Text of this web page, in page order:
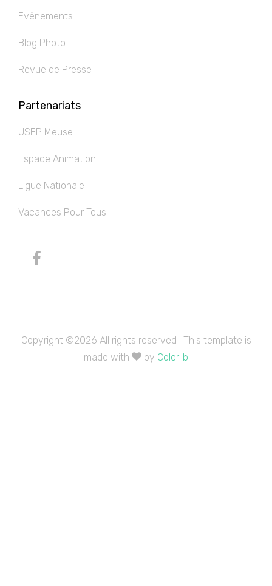
Evênements
Blog Photo
Revue de Presse
Partenariats
USEP Meuse
Espace Animation
Ligue Nationale
Vacances Pour Tous
Copyright ©2026 All rights reserved | This template is
made with
by Colorlib